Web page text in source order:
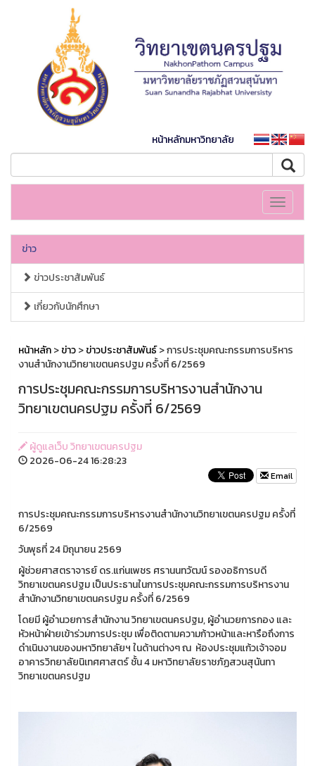
หน้าหลักมหาวิทยาลัย
Toggle
ข่าว
ข่าวประชาสัมพันธ์
เกี่ยวกับนักศึกษา
หน้าหลัก>ข่าว>ข่าวประชาสัมพันธ์> การประชุมคณะกรรมการบริหาร
งานสำนักงานวิทยาเขตนครปฐม ครั้งที่ 6/2569
การประชุมคณะกรรมการบริหารงานสำนักงาน
วิทยาเขตนครปฐม ครั้งที่ 6/2569
ผู้ดูแลเว็บ วิทยาเขตนครปฐม
2026-06-24 16:28:23
Email
การประชุมคณะกรรมการบริหารงานสำนักงานวิทยาเขตนครปฐม ครั้งที่
6/2569
วันพุธที่ 24 มิถุนายน 2569
ผู้ช่วยศาสตราจารย์ ดร.แก่นเพชร ศรานนทวัฒน์ รองอธิการบดี
วิทยาเขตนครปฐม เป็นประธานในการประชุมคณะกรรมการบริหารงาน
สำนักงานวิทยาเขตนครปฐม ครั้งที่ 6/2569
โดยมี ผู้อำนวยการสำนักงาน วิทยาเขตนครปฐม, ผู้อำนวยการกอง และ
หัวหน้าฝ่ายเข้าร่วมการประชุม เพื่อติดตามความก้าวหน้าและหารือถึงการ
ดำเนินงานของมหาวิทยาลัยฯ ในด้านต่างๆ ณ ห้องประชุมแก้วเจ้าจอม
อาคารวิทยาลัยนิเทศศาสตร์ ชั้น 4 มหาวิทยาลัยราชภัฏสวนสุนันทา
วิทยาเขตนครปฐม